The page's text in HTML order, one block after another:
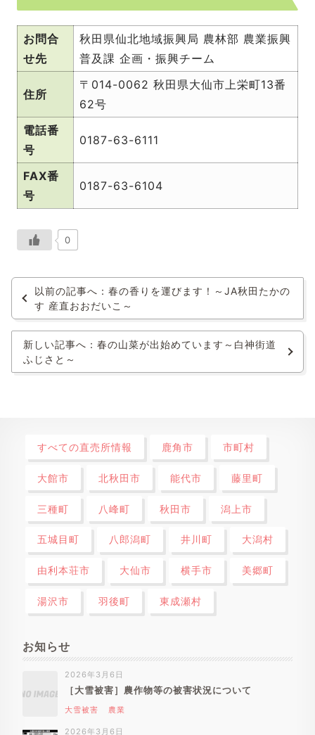
お問合
せ先
秋田県仙北地域振興局 農林部 農業振興
普及課 企画・振興チーム
住所
〒014-0062 秋田県大仙市上栄町13番
62号
電話番
号
0187-63-6111
FAX番
号
0187-63-6104
0
以前の記事へ：春の香りを運びます！～JA秋田たかの
す 産直おおだいこ～
新しい記事へ：春の山菜が出始めています～白神街道
ふじさと～
すべての直売所情報 鹿角市 市町村
大館市 北秋田市 能代市 藤里町
三種町 八峰町 秋田市 潟上市
五城目町 八郎潟町 井川町 大潟村
由利本荘市 大仙市 横手市 美郷町
湯沢市 羽後町 東成瀬村
お知らせ
2026年3月6日
［大雪被害］農作物等の被害状況について
大雪被害 農業
2026年3月6日